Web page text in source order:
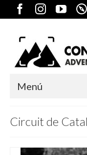
Menú
Circuit de